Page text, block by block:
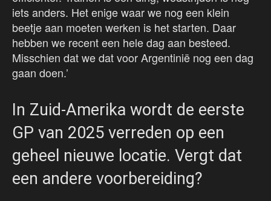
iets anders. Het enige waar we nog een klein
beetje aan moeten werken is het starten. Daar
hebben we recent een hele dag aan besteed.
Misschien dat we dat voor Argentinië nog een dag
gaan doen.’
In Zuid-Amerika wordt de eerste
GP van 2025 verreden op een
geheel nieuwe locatie. Vergt dat
een andere voorbereiding?